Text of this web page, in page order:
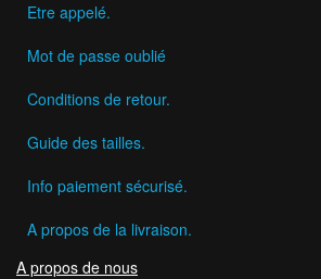
Etre appelé.
Mot de passe oublié
Conditions de retour.
Guide des tailles.
Info paiement sécurisé.
A propos de la livraison.
A propos de nous